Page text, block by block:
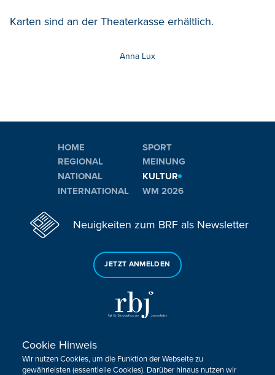
Karten sind an der Theaterkasse erhältlich.
Anna Lux
HOME
REGIONAL
NATIONAL
INTERNATIONAL
SPORT
MEINUNG
KULTUR
WM 2026
Neuigkeiten zum BRF als Newsletter
JETZT ANMELDEN
Sie haben noch Fragen oder Anmerkungen?
KONTAKTIEREN SIE UNS!
Cookie Hinweis
Wir nutzen Cookies, um die Funktion der Webseite zu
gewährleisten (essentielle Cookies). Darüber hinaus nutzen wir